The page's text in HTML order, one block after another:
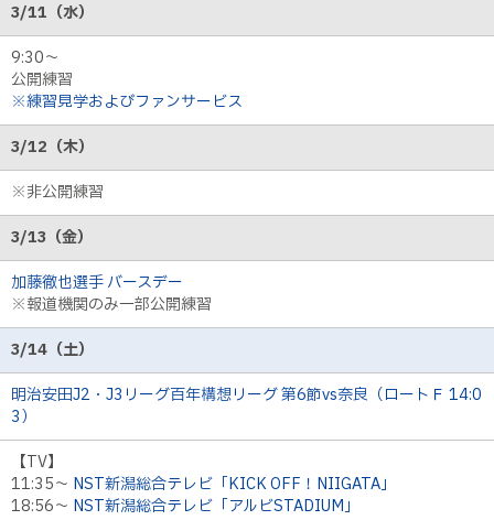
3/11（水）
9:30〜
公開練習
※練習見学およびファンサービス
3/12（木）
※非公開練習
3/13（金）
加藤徹也選手 バースデー
※報道機関のみ一部公開練習
3/14（土）
明治安田J2・J3リーグ百年構想リーグ 第6節vs奈良（ロートＦ 14:0
3）
【TV】
11:35～ NST新潟総合テレビ「KICK OFF！NIIGATA」
18:56～ NST新潟総合テレビ「アルビSTADIUM」